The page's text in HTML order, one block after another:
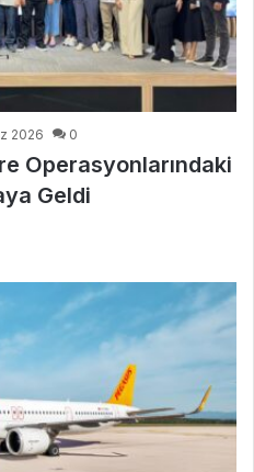
2026 0
Operasyonlarındaki
Geldi